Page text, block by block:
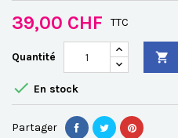
39,00 CHF TTC
Quantité 
 En stock
Partager